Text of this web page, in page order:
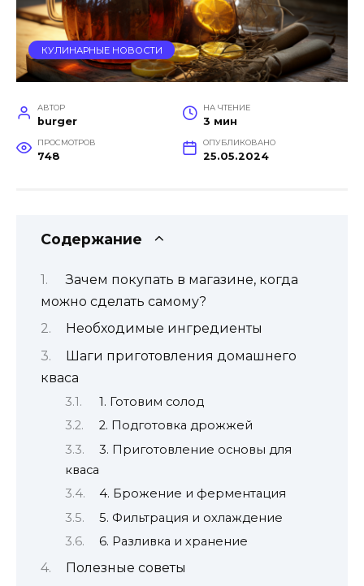
КУЛИНАРНЫЕ НОВОСТИ
АВТОР
burger
НА ЧТЕНИЕ
3 мин
ПРОСМОТРОВ
748
ОПУБЛИКОВАНО
25.05.2024
Содержание
Зачем покупать в магазине, когда
можно сделать самому?
Необходимые ингредиенты
Шаги приготовления домашнего
кваса
1. Готовим солод
2. Подготовка дрожжей
3. Приготовление основы для
кваса
4. Брожение и ферментация
5. Фильтрация и охлаждение
6. Разливка и хранение
Полезные советы